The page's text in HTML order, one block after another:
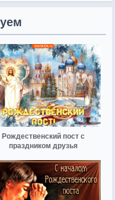
Рождественский пост с
праздником друзья